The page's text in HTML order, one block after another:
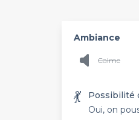
Ambiance
Calme
💃
Possibilité
Oui, on